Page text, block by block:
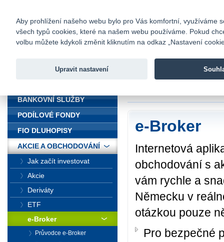
Fio banka
Fio banka
e-Broker
Internetová
obchodování s
vám rychle a
Německu v
otázkou pouze
Pro bezpečné
BANKOVNÍ SLUŽBY
PODÍLOVÉ FONDY
FIO DLUHOPISY
AKCIE A OBCHODOVÁNÍ
Jak začít investovat
Akcie
Deriváty
ETF
e-Broker
Průvodce e-Broker
Aby prohlížení našeho webu bylo pro Vás komfortní, využíváme
všech typů cookies, které na našem webu používáme. Pokud
volbu můžete kdykoli změnit kliknutím na odkaz „Nastavení
Upravit nastavení